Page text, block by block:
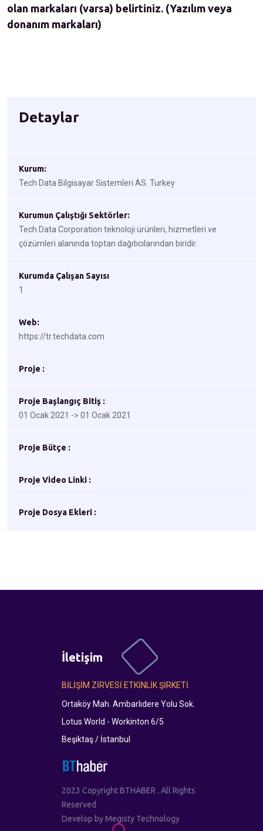
olan markaları (varsa) belirtiniz. (Yazılım veya
donanım markaları)
Detaylar
Kurum:
Tech Data Bilgisayar Sistemleri AS. Turkey
Kurumun Çalıştığı Sektörler:
Tech Data Corporation teknoloji ürünleri, hizmetleri ve
çözümleri alanında toptan dağıtıcılarından biridir.
Kurumda Çalışan Sayısı
1
Web:
https://tr.techdata.com
Proje :
Proje Başlangıç Bitiş :
01 Ocak 2021 -> 01 Ocak 2021
Proje Bütçe :
Proje Video Linki :
Proje Dosya Ekleri :
İletişim
BİLİŞİM ZİRVESİ ETKİNLİK ŞİRKETİ
Ortaköy Mah. Ambarlıdere Yolu Sok.
Lotus World - Workinton 6/5
Beşiktaş / İstanbul
2023 Copyright BTHABER . All Rights
Reserved
Develop byMegisty Technology